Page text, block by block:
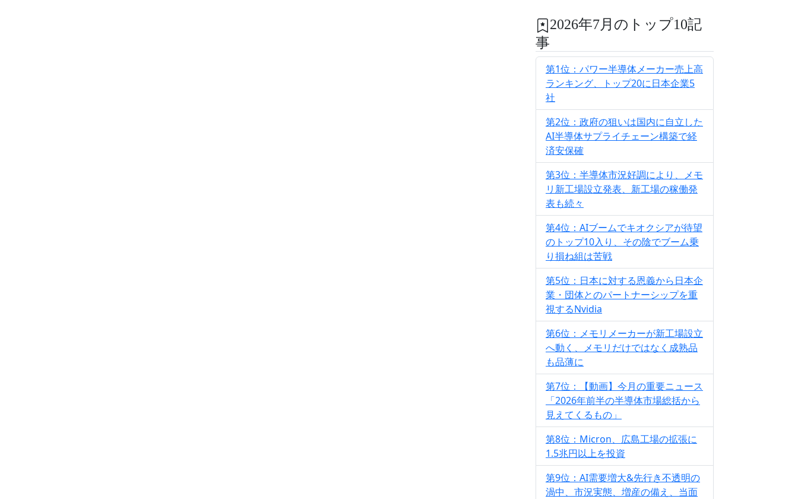
2026年7月のトップ10記
事
第1位：パワー半導体メーカー売上高
ランキング、トップ20に日本企業5
社
第2位：政府の狙いは国内に自立した
AI半導体サプライチェーン構築で経
済安保確
第3位：半導体市況好調により、メモ
リ新工場設立発表、新工場の稼働発
表も続々
第4位：AIブームでキオクシアが待望
のトップ10入り、その陰でブーム乗
り損ね組は苦戦
第5位：日本に対する恩義から日本企
業・団体とのパートナーシップを重
視するNvidia
第6位：メモリメーカーが新工場設立
へ動く、メモリだけではなく成熟品
も品薄に
第7位：【動画】今月の重要ニュース
「2026年前半の半導体市場総括から
見えてくるもの」
第8位：Micron、広島工場の拡張に
1.5兆円以上を投資
第9位：AI需要増大&先行き不透明の
渦中、市況実態、増産の備え、当面